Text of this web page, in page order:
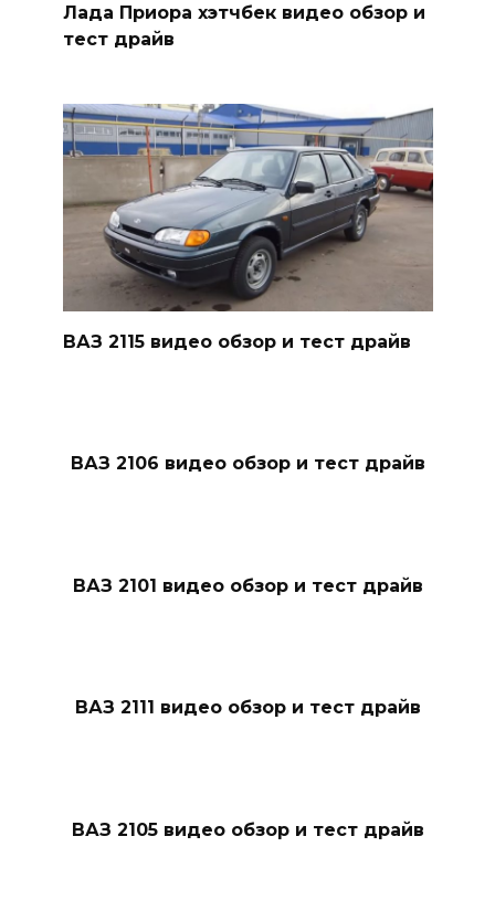
Лада Приора хэтчбек видео обзор и
тест драйв
ВАЗ 2115 видео обзор и тест драйв
ВАЗ 2106 видео обзор и тест драйв
ВАЗ 2101 видео обзор и тест драйв
ВАЗ 2111 видео обзор и тест драйв
ВАЗ 2105 видео обзор и тест драйв